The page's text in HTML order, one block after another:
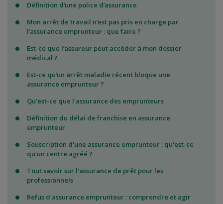
Définition d’une police d’assurance
Mon arrêt de travail n’est pas pris en charge par
l’assurance emprunteur : que faire ?
Est-ce que l’assureur peut accéder à mon dossier
médical ?
Est-ce qu’un arrêt maladie récent bloque une
assurance emprunteur ?
Qu'est-ce que l'assurance des emprunteurs
Définition du délai de franchise en assurance
emprunteur
Souscription d'une assurance emprunteur : qu'est-ce
qu'un centre agréé ?
Tout savoir sur l'assurance de prêt pour les
professionnels
Refus d'assurance emprunteur : comprendre et agir